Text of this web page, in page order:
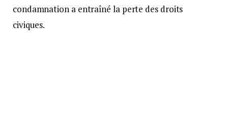
condamnation a entraîné la perte des droits
civiques.